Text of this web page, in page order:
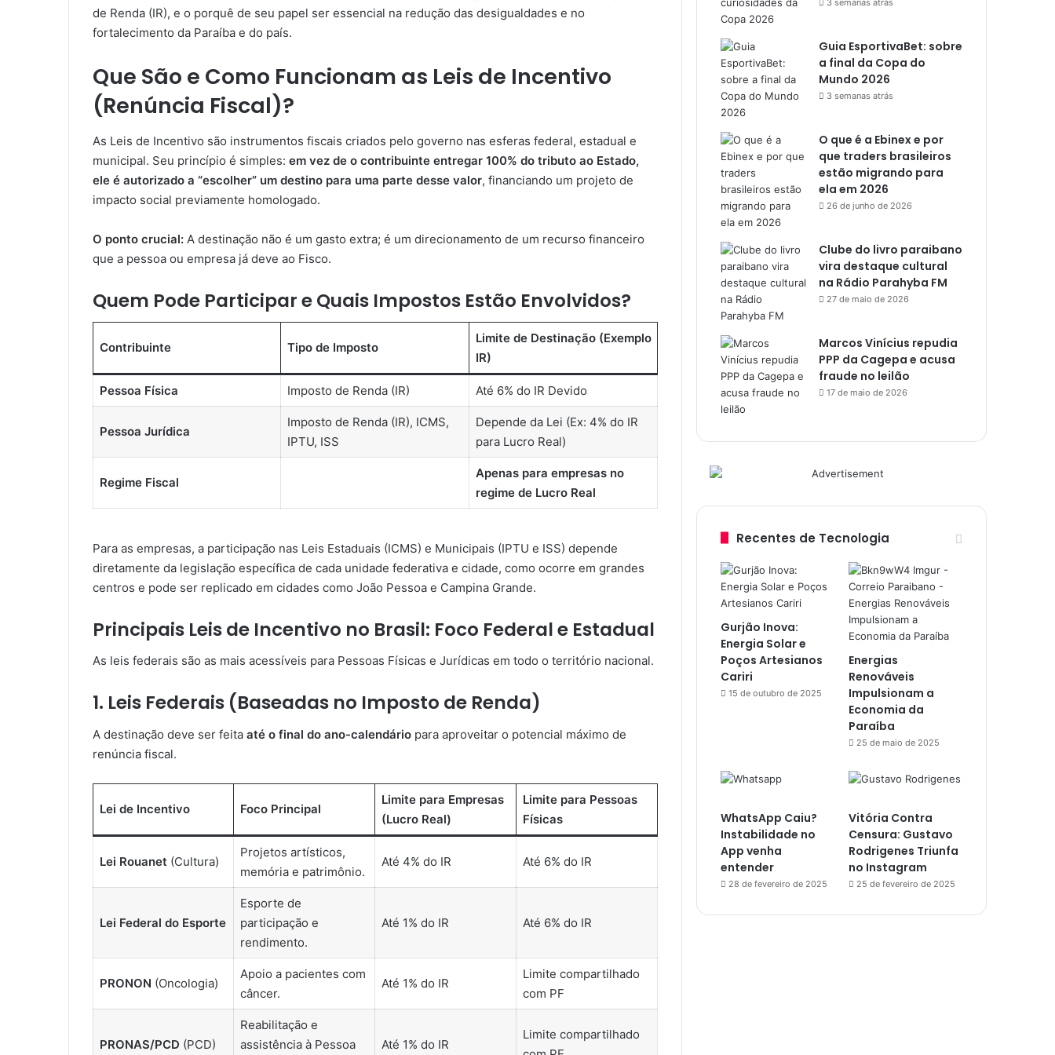
de Renda (IR), e o porquê de seu papel ser essencial na redução das desigualdades e no
fortalecimento da Paraíba e do país.
Que São e Como Funcionam as Leis de Incentivo
(Renúncia Fiscal)?
As Leis de Incentivo são instrumentos fiscais criados pelo governo nas esferas federal, estadual e
municipal. Seu princípio é simples: em vez de o contribuinte entregar 100% do tributo ao Estado,
ele é autorizado a “escolher” um destino para uma parte desse valor, financiando um projeto de
impacto social previamente homologado.
O ponto crucial: A destinação não é um gasto extra; é um direcionamento de um recurso financeiro
que a pessoa ou empresa já deve ao Fisco.
Quem Pode Participar e Quais Impostos Estão Envolvidos?
Contribuinte Tipo de Imposto
Limite de Destinação (Exemplo
IR)
Pessoa Física Imposto de Renda (IR) Até 6% do IR Devido
Pessoa Jurídica
Imposto de Renda (IR), ICMS,
IPTU, ISS
Depende da Lei (Ex: 4% do IR
para Lucro Real)
Regime Fiscal
Apenas para empresas no
regime de Lucro Real
Para as empresas, a participação nas Leis Estaduais (ICMS) e Municipais (IPTU e ISS) depende
diretamente da legislação específica de cada unidade federativa e cidade, como ocorre em grandes
centros e pode ser replicado em cidades como João Pessoa e Campina Grande.
Principais Leis de Incentivo no Brasil: Foco Federal e Estadual
As leis federais são as mais acessíveis para Pessoas Físicas e Jurídicas em todo o território nacional.
1. Leis Federais (Baseadas no Imposto de Renda)
A destinação deve ser feita até o final do ano-calendário para aproveitar o potencial máximo de
renúncia fiscal.
Lei de Incentivo Foco Principal
Limite para Empresas
(Lucro Real)
Limite para Pessoas
Físicas
Lei Rouanet (Cultura)
Projetos artísticos,
memória e patrimônio.
Até 4% do IR Até 6% do IR
Lei Federal do Esporte
Esporte de
participação e
rendimento.
Até 1% do IR Até 6% do IR
PRONON (Oncologia)
Apoio a pacientes com
câncer.
Até 1% do IR
Limite compartilhado
com PF
PRONAS/PCD (PCD)
Reabilitação e
assistência à Pessoa
Até 1% do IR
Limite compartilhado
3 semanas atrás
Guia EsportivaBet: sobre
a final da Copa do
Mundo 2026
3 semanas atrás
O que é a Ebinex e por
que traders brasileiros
estão migrando para
ela em 2026
26 de junho de 2026
Clube do livro paraibano
vira destaque cultural
na Rádio Parahyba FM
27 de maio de 2026
Marcos Vinícius repudia
PPP da Cagepa e acusa
fraude no leilão
17 de maio de 2026
Recentes de Tecnologia
Gurjão Inova:
Energia Solar e
Poços Artesianos
Cariri
15 de outubro de 2025
Energias
Renováveis
Impulsionam a
Economia da
Paraíba
25 de maio de 2025
WhatsApp Caiu?
Instabilidade no
App venha
entender
28 de fevereiro de 2025
Vitória Contra
Censura: Gustavo
Rodrigenes Triunfa
no Instagram
25 de fevereiro de 2025